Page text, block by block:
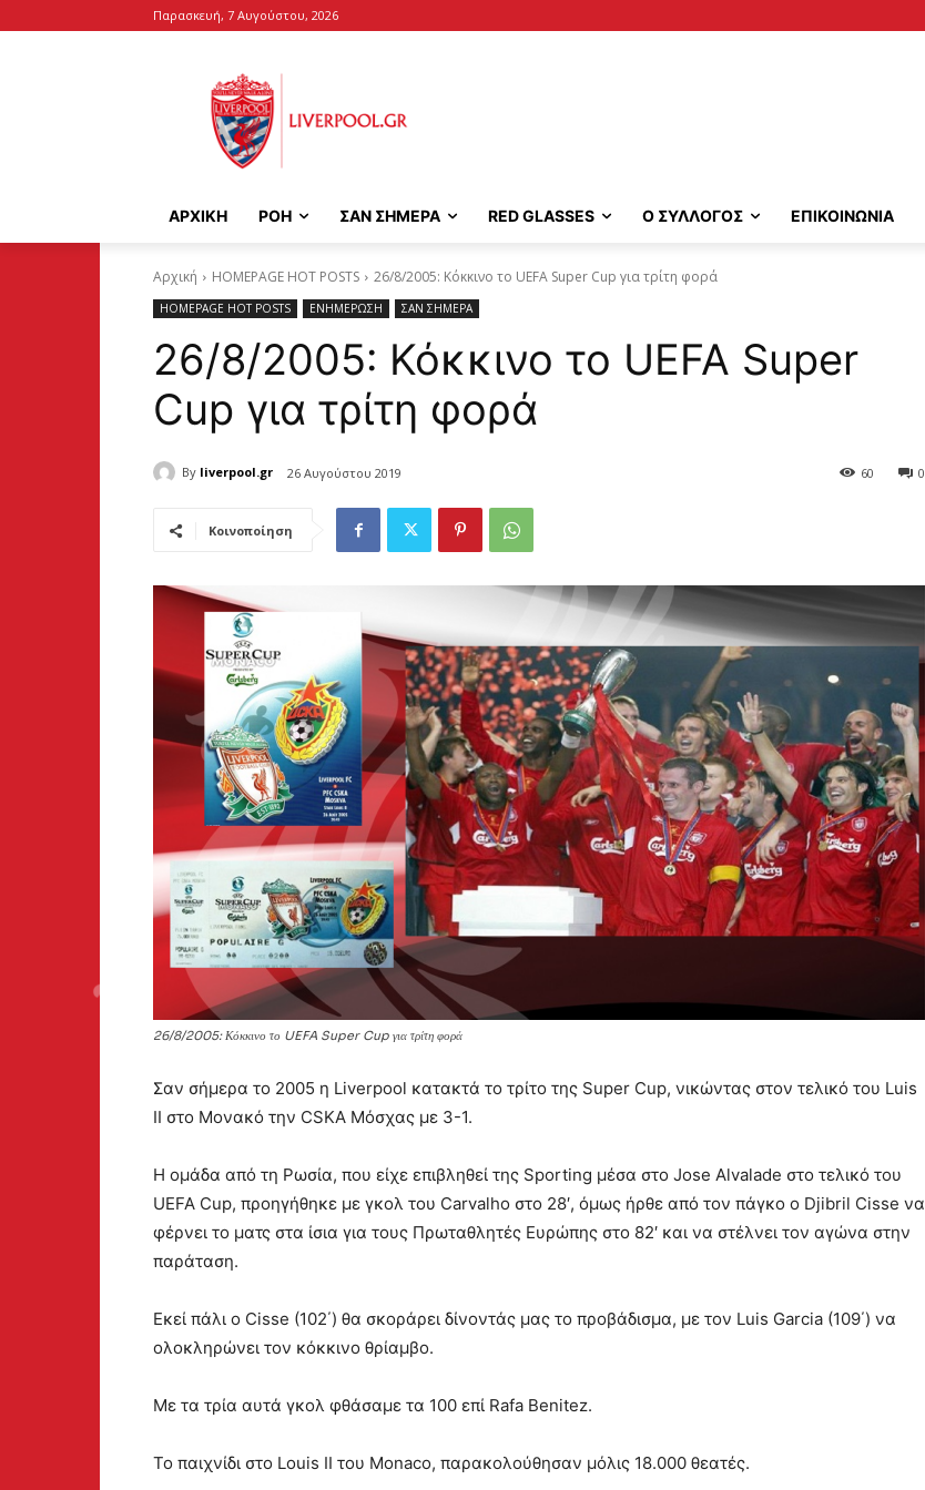
Παρασκευή, 7 Αυγούστου, 2026
ΑΡΧΙΚΉ ΡΟΗ ΣΑΝ ΣΗΜΕΡΑ RED GLASSES Ο ΣΥΛΛΟΓΟΣ ΕΠΙΚΟΙΝΩΝΙΑ
Αρχική HOMEPAGE HOT POSTS 26/8/2005: Κόκκινο το UEFA Super Cup για τρίτη φορά
HOMEPAGE HOT POSTS ΕΝΗΜΕΡΩΣΗ ΣΑΝ ΣΗΜΕΡΑ
26/8/2005: Κόκκινο το UEFA Super
Cup για τρίτη φορά
By liverpool.gr 26 Αυγούστου 2019 0
60
Κοινοποίηση
26/8/2005: Κόκκινο το UEFA Super Cup για τρίτη φορά
Σαν σήμερα το 2005 η Liverpool κατακτά το τρίτο της Super Cup, νικώντας στον τελικό του Luis
II στο Μονακό την CSKA Μόσχας με 3-1.
Η ομάδα από τη Ρωσία, που είχε επιβληθεί της Sporting μέσα στο Jose Alvalade στο τελικό του
UEFA Cup, προηγήθηκε με γκολ του Carvalho στο 28′, όμως ήρθε από τον πάγκο ο Djibril Cisse να
φέρνει το ματς στα ίσια για τους Πρωταθλητές Ευρώπης στο 82′ και να στέλνει τον αγώνα στην
παράταση.
Εκεί πάλι ο Cisse (102΄) θα σκοράρει δίνοντάς μας το προβάδισμα, με τον Luis Garcia (109΄) να
ολοκληρώνει τον κόκκινο θρίαμβο.
Με τα τρία αυτά γκολ φθάσαμε τα 100 επί Rafa Benitez.
Το παιχνίδι στο Louis II του Monaco, παρακολούθησαν μόλις 18.000 θεατές.